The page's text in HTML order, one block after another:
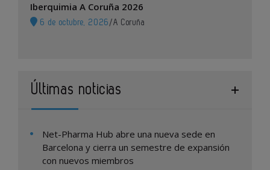
Iberquimia A Coruña 2026
6 de octubre, 2026 /A Coruña
Últimas noticias
Net-Pharma Hub abre una nueva sede en
Barcelona y cierra un semestre de expansión
con nuevos miembros